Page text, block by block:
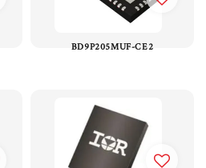
BD9P205MUF-CE2